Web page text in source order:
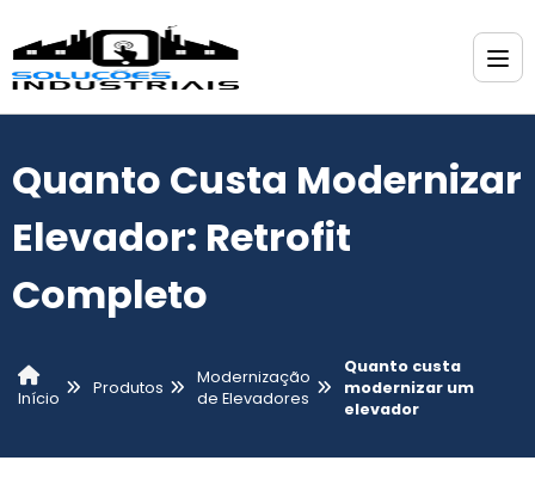
Quanto Custa Modernizar
Elevador: Retrofit
Completo
Início
Produtos
Modernização
de Elevadores
Quanto custa
modernizar um
elevador